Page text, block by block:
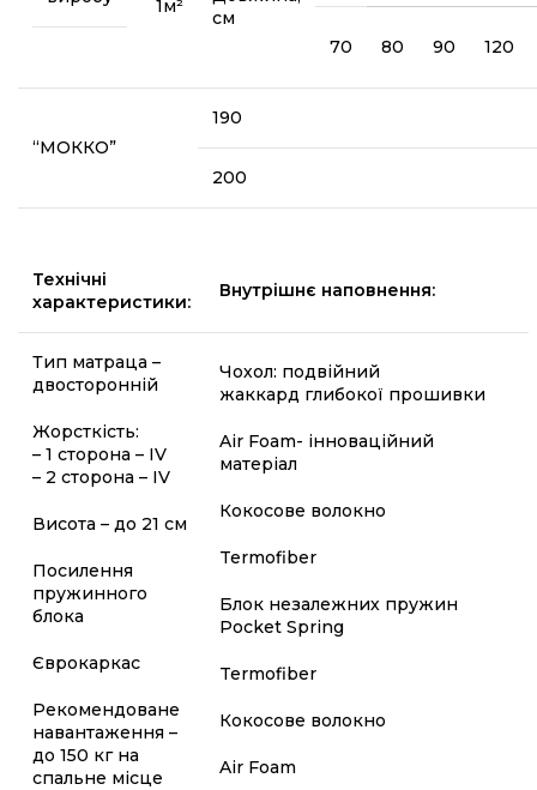
1м²
см
70 80 90 120
“МОККО”
190
200
Технічні
характеристики:
Внутрішнє наповнення:
Тип матраца –
двосторонній ​
Жорсткість:
– 1 сторона – IV
– 2 сторона – IV
Висота – до 21 см
Посилення
пружинного
блока
Єврокаркас
Рекомендоване
навантаження –
до 150 кг на
спальне місце
Чохол: подвійний
жаккард глибокої прошивки
Air Foam- інноваційний
матеріал
Кокосове волокно
Termofiber
Блок незалежних пружин
Pocket Spring
Termofiber
Кокосове волокно
Air Foam